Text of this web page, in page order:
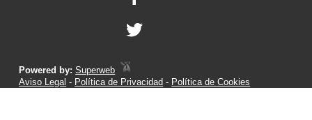
Powered by:Superweb
Aviso Legal - Política de Privacidad - Política de Cookies